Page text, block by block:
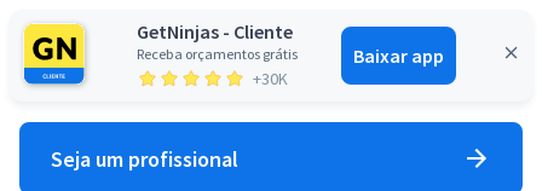
GetNinjas - Cliente
Receba orçamentos grátis
+30K
Baixar app
Entrar
Seja um profissional